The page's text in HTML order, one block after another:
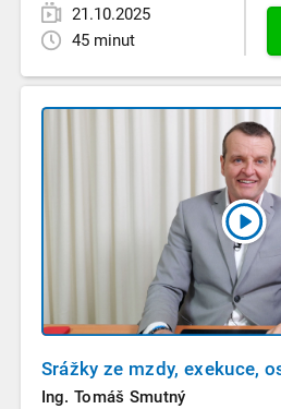
21.10.2025
45 minut
Srážky ze mzdy, exekuce,
Ing. Tomáš Smutný